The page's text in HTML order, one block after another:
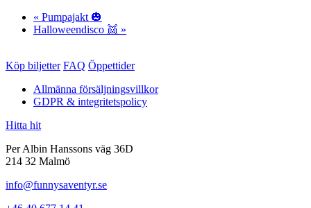
« Pumpajakt 🎃
Halloweendisco 👯 »
Köp biljetter FAQ Öppettider
Allmänna försäljningsvillkor
GDPR & integritetspolicy
Hitta hit
Per Albin Hanssons väg 36D
214 32 Malmö
info@funnysaventyr.se